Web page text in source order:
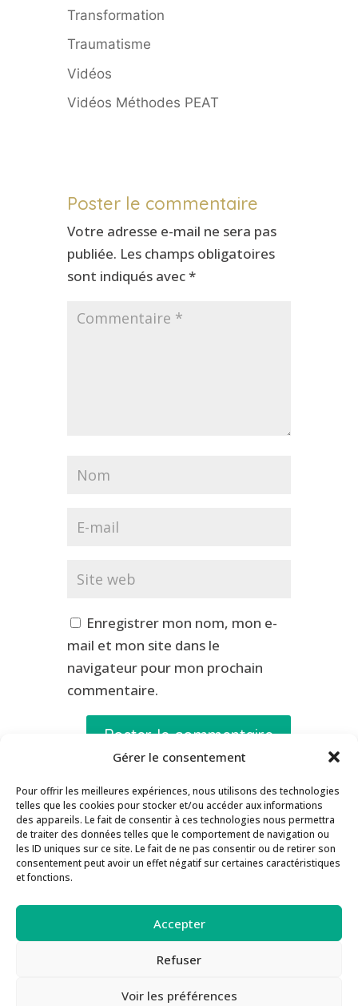
Gérer le consentement
Pour offrir les meilleures expériences, nous utilisons des technologies
telles que les cookies pour stocker et/ou accéder aux informations
des appareils. Le fait de consentir à ces technologies nous permettra
de traiter des données telles que le comportement de navigation ou
les ID uniques sur ce site. Le fait de ne pas consentir ou de retirer son
consentement peut avoir un effet négatif sur certaines caractéristiques
et fonctions.
Accepter
Refuser
Voir les préférences
Transformation
Traumatisme
Vidéos
Vidéos Méthodes PEAT
Poster le commentaire
Votre adresse e-mail ne sera pas
publiée. Les champs obligatoires
sont indiqués avec*
Enregistrer mon nom, mon e-
mail et mon site dans le
navigateur pour mon prochain
commentaire.
Contact
Inscription Newsletter
Séances de supervision
Guide des Méthodes PEAT
Actualités
Politique de cookies